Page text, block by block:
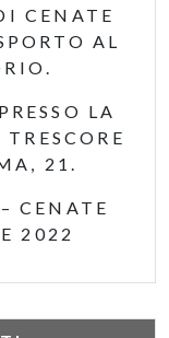
CENATE
AL
LA
21.
CENATE
2022